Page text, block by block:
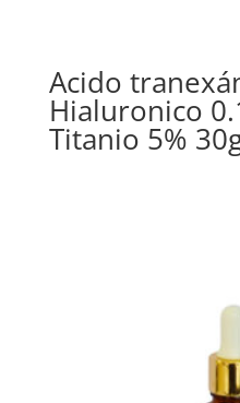
Acido
Hialuronico
Titanio 5%